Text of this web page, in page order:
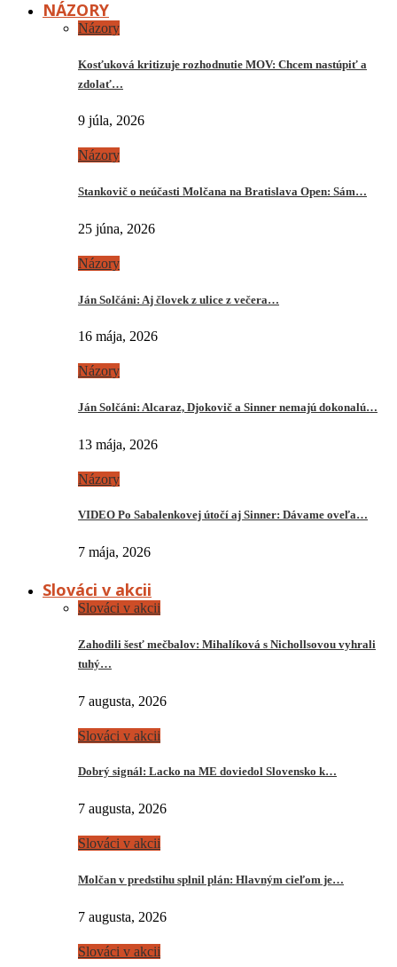
NÁZORY
Názory
Kosťuková kritizuje rozhodnutie MOV: Chcem nastúpiť a
zdolať…
9 júla, 2026
Názory
Stankovič o neúčasti Molčana na Bratislava Open: Sám…
25 júna, 2026
Názory
Ján Solčáni: Aj človek z ulice z večera…
16 mája, 2026
Názory
Ján Solčáni: Alcaraz, Djokovič a Sinner nemajú dokonalú…
13 mája, 2026
Názory
VIDEO Po Sabalenkovej útočí aj Sinner: Dávame oveľa…
7 mája, 2026
Slováci v akcii
Slováci v akcii
Zahodili šesť mečbalov: Mihalíková s Nichollsovou vyhrali
tuhý…
7 augusta, 2026
Slováci v akcii
Dobrý signál: Lacko na ME doviedol Slovensko k…
7 augusta, 2026
Slováci v akcii
Molčan v predstihu splnil plán: Hlavným cieľom je…
7 augusta, 2026
Slováci v akcii